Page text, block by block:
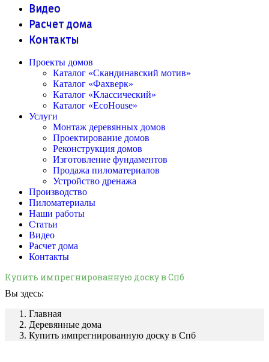
Видео
Расчет дома
Контакты
Проекты домов
Каталог «Скандинавский мотив»
Каталог «Фахверк»
Каталог «Классический»
Каталог «EcoHouse»
Услуги
Монтаж деревянных домов
Проектирование домов
Реконструкция домов
Изготовление фундаментов
Продажа пиломатериалов
Устройство дренажа
Производство
Пиломатериалы
Наши работы
Статьи
Видео
Расчет дома
Контакты
Купить импрегнированную доску в Спб
Вы здесь:
Главная
Деревянные дома
Купить импрегнированную доску в Спб